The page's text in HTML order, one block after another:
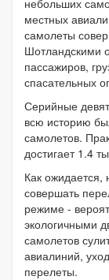
местных
самолеты
Шотландскими
пассажиров,
спасательных
Серийные
всю историю
самолетов.
достигает 1.4
Как ожидается,
совершать
режиме -
экологичными
самолетов
авиалиний,
перелеты.